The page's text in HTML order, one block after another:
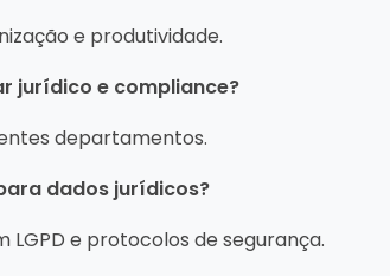
e produtividade.
jurídico e compliance?
departamentos.
dados jurídicos?
LGPD e protocolos de segurança.